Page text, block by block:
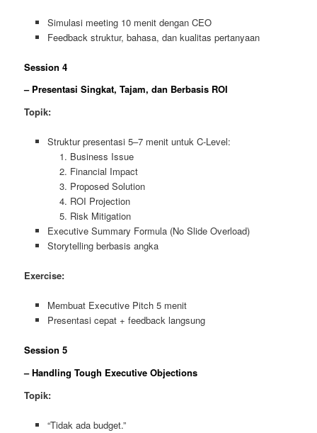
Simulasi meeting 10 menit dengan CEO
Feedback struktur, bahasa, dan kualitas pertanyaan
Session 4
– Presentasi Singkat, Tajam, dan Berbasis ROI
Topik:
Struktur presentasi 5–7 menit untuk C-Level:
Business Issue
Financial Impact
Proposed Solution
ROI Projection
Risk Mitigation
Executive Summary Formula (No Slide Overload)
Storytelling berbasis angka
Exercise:
Membuat Executive Pitch 5 menit
Presentasi cepat + feedback langsung
Session 5
– Handling Tough Executive Objections
Topik:
“Tidak ada budget.”